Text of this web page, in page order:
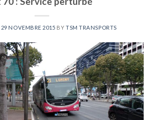
29 NOVEMBRE 2015 BY TSM TRANSPORTS